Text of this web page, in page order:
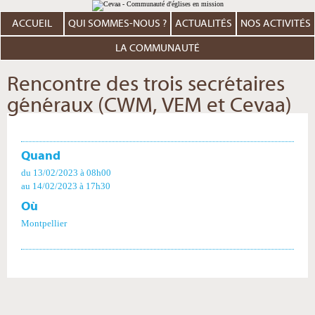
au
contenu.
Aller
personnels
ACCUEIL QUI SOMMES-NOUS ? ACTUALITÉS NOS ACTIVITÉS
LA COMMUNAUTÉ
Rencontre des trois secrétaires
généraux (CWM, VEM et Cevaa)
Quand
du 13/02/2023 à 08h00
au 14/02/2023 à 17h30
Où
Montpellier